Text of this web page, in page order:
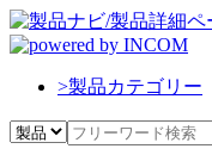
>製品カテゴリー